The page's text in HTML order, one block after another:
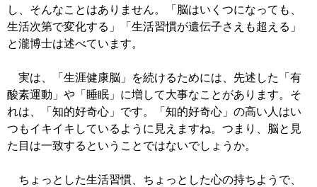
し、そんなことはありません。「脳はいくつになっても、
生活次第で変化する」「生活習慣が遺伝子さえも超える」
と瀧博士は述べています。
実は、「生涯健康脳」を続けるためには、先述した「有
酸素運動」や「睡眠」に増して大事なことがあります。そ
れは、「知的好奇心」です。「知的好奇心」の高い人はい
つもイキイキしているように見えますね。つまり、脳と見
た目は一致するということではないでしょうか。
ちょっとした生活習慣、ちょっとした心の持ちようで、